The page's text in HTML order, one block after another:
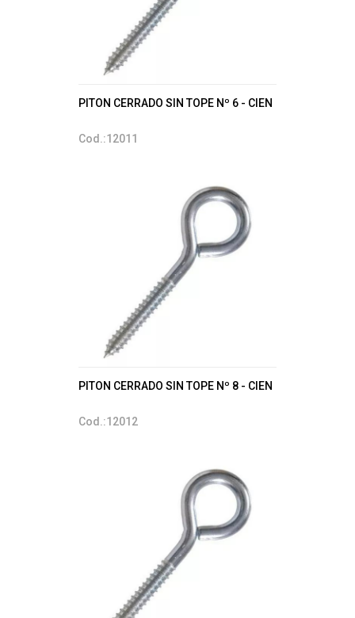
PITON CERRADO SIN TOPE Nº 6 - CIEN
Cod.:12011
PITON CERRADO SIN TOPE Nº 8 - CIEN
Cod.:12012